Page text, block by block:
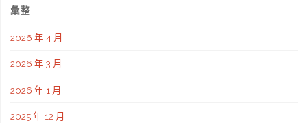
彙整
2026 年 4 月
2026 年 3 月
2026 年 1 月
2025 年 12 月